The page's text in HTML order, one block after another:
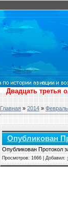
Двадцать третья
Главная » 2014 » Февраль
Опубликован
Опубликован Протокол
Просмотров: 1666 | Добавил: